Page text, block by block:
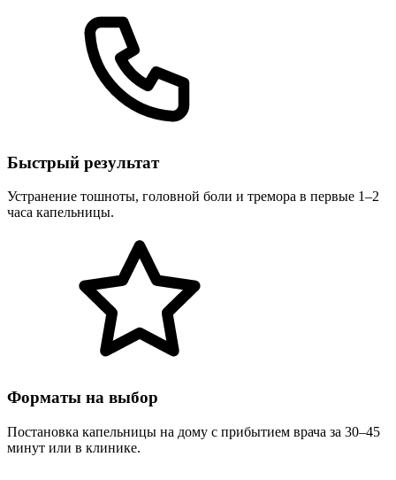
Быстрый результат
Устранение тошноты, головной боли и тремора в первые 1–2
часа капельницы.
Форматы на выбор
Постановка капельницы на дому с прибытием врача за 30–45
минут или в клинике.